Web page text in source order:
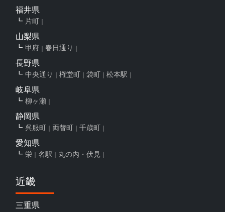
福井県
片町
山梨県
甲府 春日通り
長野県
中央通り 権堂町 袋町 松本駅
岐阜県
柳ヶ瀬
静岡県
呉服町 両替町 千歳町
愛知県
栄 名駅 丸の内・伏見
近畿
三重県